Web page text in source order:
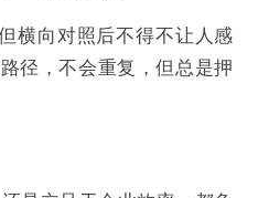
横向对照后不得不让人感
径，不会重复，但总是押